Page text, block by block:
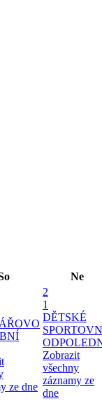
Ne
ze dne
2
1
DĚTSKÉ
Zobrazit
všechny
záznamy ze
dne